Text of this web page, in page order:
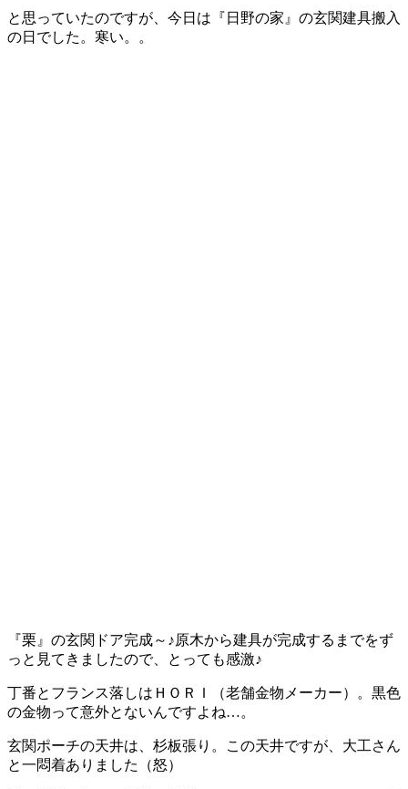
と思っていたのですが、今日は『日野の家』の玄関建具搬入
の日でした。寒い。。
『栗』の玄関ドア完成～♪原木から建具が完成するまでをず
っと見てきましたので、とっても感激♪
丁番とフランス落しはＨＯＲＩ（老舗金物メーカー）。黒色
の金物って意外とないんですよね…。
玄関ポーチの天井は、杉板張り。この天井ですが、大工さん
と一悶着ありました（怒）